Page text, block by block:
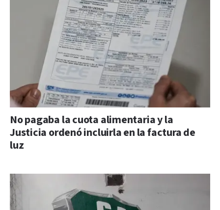
No pagaba la cuota alimentaria y la
Justicia ordenó incluirla en la factura de
luz